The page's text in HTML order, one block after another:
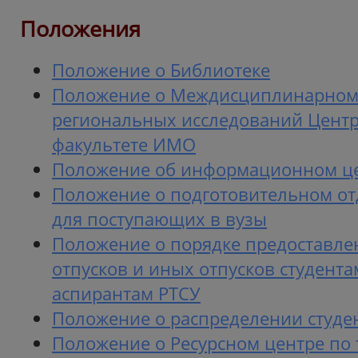
Положения
Положение о Библиотеке
Положение о
региональных исследований
факультете ИМО
Положение об информационном
Положение о подготовительном
для поступающих в вузы
Положение о порядке
отпусков и иных отпусков
аспирантам РТСУ
Положение о распределении
Положение о Ресурсном центре